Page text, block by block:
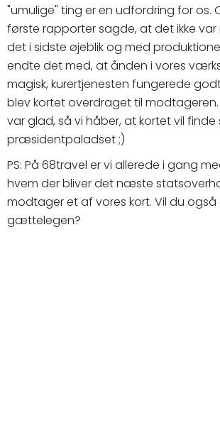
"umulige" ting er en udfordring for os.
første rapporter sagde, at det ikke var
det i sidste øjeblik og med
endte det med, at ånden i vores
magisk, kurertjenesten fungerede
blev kortet overdraget til
var glad, så vi håber, at kortet vil finde
præsidentpaladset ;)
PS: På 68travel er vi allerede i gang
hvem der bliver det næste
modtager et af vores kort. Vil du
gættelegen?